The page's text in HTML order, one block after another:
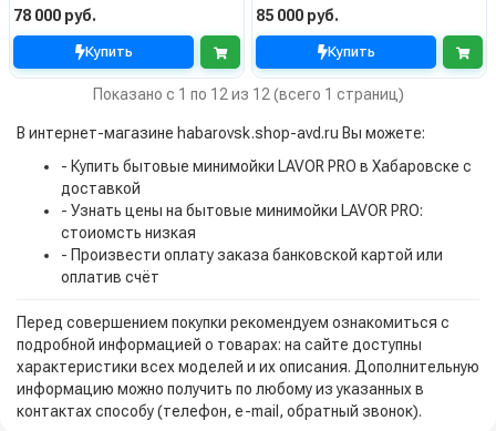
78 000 руб.
Купить
85 000 руб.
Купить
Показано с 1 по 12 из 12 (всего 1 страниц)
В интернет-магазине habarovsk.shop-avd.ru Вы можете:
- Купить бытовые минимойки LAVOR PRO в Хабаровске с
доставкой
- Узнать цены на бытовые минимойки LAVOR PRO:
стоиомсть низкая
- Произвести оплату заказа банковской картой или
оплатив счёт
Перед совершением покупки рекомендуем ознакомиться с
подробной информацией о товарах: на сайте доступны
характеристики всех моделей и их описания. Дополнительную
информацию можно получить по любому из указанных в
контактах способу (телефон, e-mail, обратный звонок).